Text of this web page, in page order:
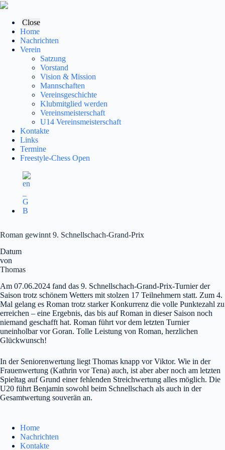
Zum
springenClose
Home
Nachrichten
Verein
Satzung
Vorstand
Vision & Mission
Mannschaften
Vereinsgeschichte
Klubmitglied werden
Vereinsmeisterschaft
U14 Vereinsmeisterschaft
Kontakte
Links
Termine
Freestyle-Chess Open
Roman gewinnt 9. Schnellschach-Grand-Prix
Datum
von
Thomas
Am 07.06.2024 fand das 9. Schnellschach-Grand-Prix-Turnier der
Saison trotz schönem Wetters mit stolzen 17 Teilnehmern statt. Zum 4.
Mal gelang es Roman trotz starker Konkurrenz die volle Punktezahl zu
erreichen – eine Ergebnis, das bis auf Roman in dieser Saison noch
niemand geschafft hat. Roman führt vor dem letzten Turnier
uneinholbar vor Goran. Tolle Leistung von Roman, herzlichen
Glückwunsch!
In der Seniorenwertung liegt Thomas knapp vor Viktor. Wie in der
Frauenwertung (Kathrin vor Tena) auch, ist aber aber noch am letzten
Spieltag auf Grund einer fehlenden Streichwertung alles möglich. Die
U20 führt Benjamin sowohl beim Schnellschach als auch in der
Gesamtwertung souverän an.
Home
Nachrichten
Kontakte